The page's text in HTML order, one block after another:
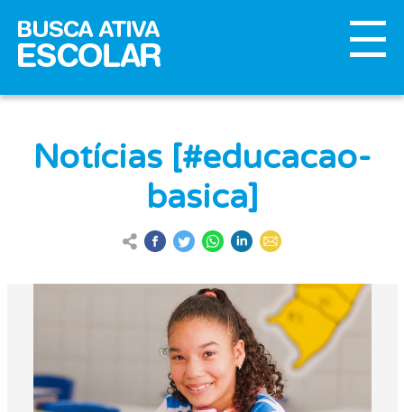
Notícias [#educacao-
basica]